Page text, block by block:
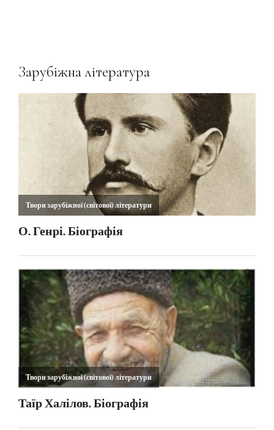
Зарубіжна література